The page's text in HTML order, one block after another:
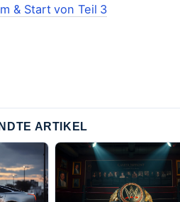
& Start von Teil 3
ARTIKEL